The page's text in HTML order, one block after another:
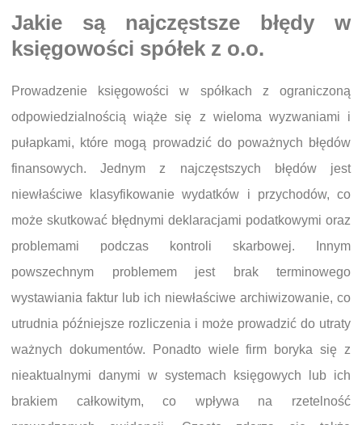
Jakie są najczęstsze błędy w
księgowości spółek z o.o.
Prowadzenie księgowości w spółkach z ograniczoną
odpowiedzialnością wiąże się z wieloma wyzwaniami i
pułapkami, które mogą prowadzić do poważnych błędów
finansowych. Jednym z najczęstszych błędów jest
niewłaściwe klasyfikowanie wydatków i przychodów, co
może skutkować błędnymi deklaracjami podatkowymi oraz
problemami podczas kontroli skarbowej. Innym
powszechnym problemem jest brak terminowego
wystawiania faktur lub ich niewłaściwe archiwizowanie, co
utrudnia późniejsze rozliczenia i może prowadzić do utraty
ważnych dokumentów. Ponadto wiele firm boryka się z
nieaktualnymi danymi w systemach księgowych lub ich
brakiem całkowitym, co wpływa na rzetelność